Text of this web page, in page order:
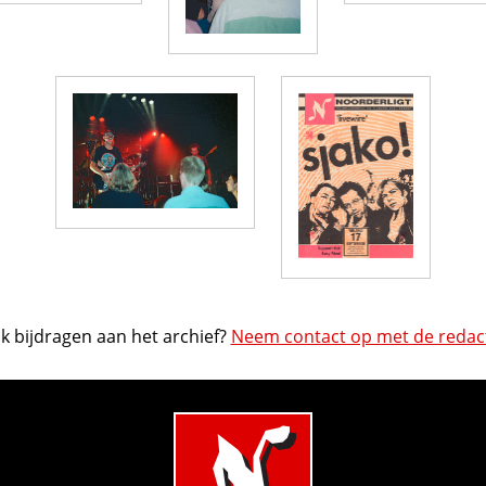
bijdragen aan het archief? Neem contact op met de